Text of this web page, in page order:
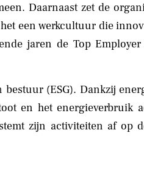
Daarnaast zet de
een werkcultuur die
jaren de Top Employer
(ESG). Dankzij
en het energieverbruik
zijn activiteiten af op